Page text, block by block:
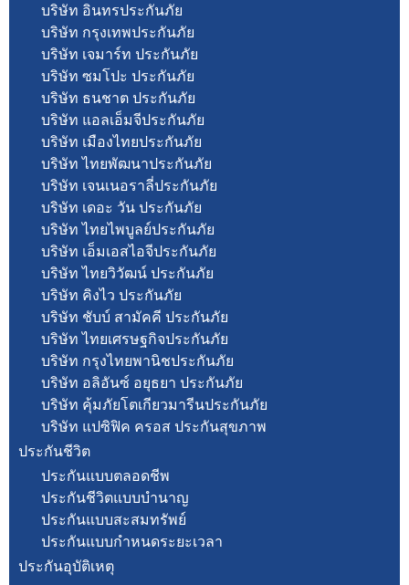
บริษัท อินทรประกันภัย
บริษัท กรุงเทพประกันภัย
บริษัท เจมาร์ท ประกันภัย
บริษัท ซมโปะ ประกันภัย
บริษัท ธนชาต ประกันภัย
บริษัท แอลเอ็มจีประกันภัย
บริษัท เมืองไทยประกันภัย
บริษัท ไทยพัฒนาประกันภัย
บริษัท เจนเนอราลี่ประกันภัย
บริษัท เดอะ วัน ประกันภัย
บริษัท ไทยไพบูลย์ประกันภัย
บริษัท เอ็มเอสไอจีประกันภัย
บริษัท ไทยวิวัฒน์ ประกันภัย
บริษัท คิงไว ประกันภัย
บริษัท ชับบ์ สามัคคี ประกันภัย
บริษัท ไทยเศรษฐกิจประกันภัย
บริษัท กรุงไทยพานิชประกันภัย
บริษัท อลิอันซ์ อยุธยา ประกันภัย
บริษัท คุ้มภัยโตเกียวมารีนประกันภัย
บริษัท แปซิฟิค ครอส ประกันสุขภาพ
ประกันชีวิต
ประกันแบบตลอดชีพ
ประกันชีวิตแบบบำนาญ
ประกันแบบสะสมทรัพย์
ประกันแบบกำหนดระยะเวลา
ประกันอุบัติเหตุ